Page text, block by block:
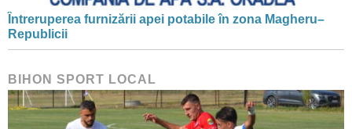
Întreruperea furnizării apei potabile în zona Magheru–
Republicii
BIHON SPORT LOCAL